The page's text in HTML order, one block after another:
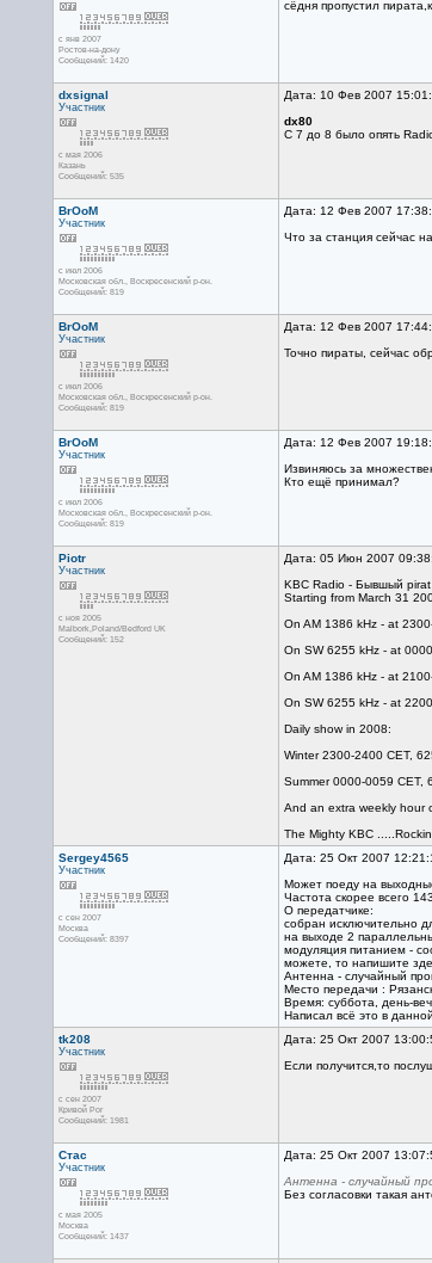
с янв 2007
Ростов-на-дону
Сообщений: 1420
сёдня пропустил
dxsignal
Участник
с мая 2006
Казань
Сообщений: 535
Дата: 10 Фев 2007
dx80
C 7 до 8 было опять
BrOoM
Участник
с июл 2006
Московская обл., Воскресенский р-он.
Сообщений: 819
Дата: 12 Фев 2007
Что за станция сейчас
BrOoM
Участник
с июл 2006
Московская обл., Воскресенский р-он.
Сообщений: 819
Дата: 12 Фев 2007
Точно пираты, сейчас
BrOoM
Участник
с июл 2006
Московская обл., Воскресенский р-он.
Сообщений: 819
Дата: 12 Фев 2007
Извиняюсь за
Кто ещё принимал?
Piotr
Участник
с ноя 2005
Malbork,Poland/Bedford UK
Сообщений: 152
Дата: 05 Июн 2007
KBC Radio - Бывшый pirat
Starting from March 31
On AM 1386 kHz - at
On SW 6255 kHz - at
On AM 1386 kHz - at
On SW 6255 kHz - at
Daily show in 2008:
Winter 2300-2400 CET,
Summer 0000-0059 CET,
And an extra weekly hour
The Mighty KBC
Sergey4565
Участник
с сен 2007
Москва
Сообщений: 8397
Дата: 25 Окт 2007
Может поеду на
Частота скорее всего
О передатчике:
собран исключительно
на выходе 2
модуляция питанием -
можете, то напишите
Антенна - случайный
Место передачи :
Время: суббота, день-
Написал всё это в
tk208
Участник
с сен 2007
Кривой Рог
Сообщений: 1981
Дата: 25 Окт 2007
Если получится,то
Стас
Участник
с мая 2005
Москва
Сообщений: 1437
Дата: 25 Окт 2007
Антенна - случайный
Без согласовки такая